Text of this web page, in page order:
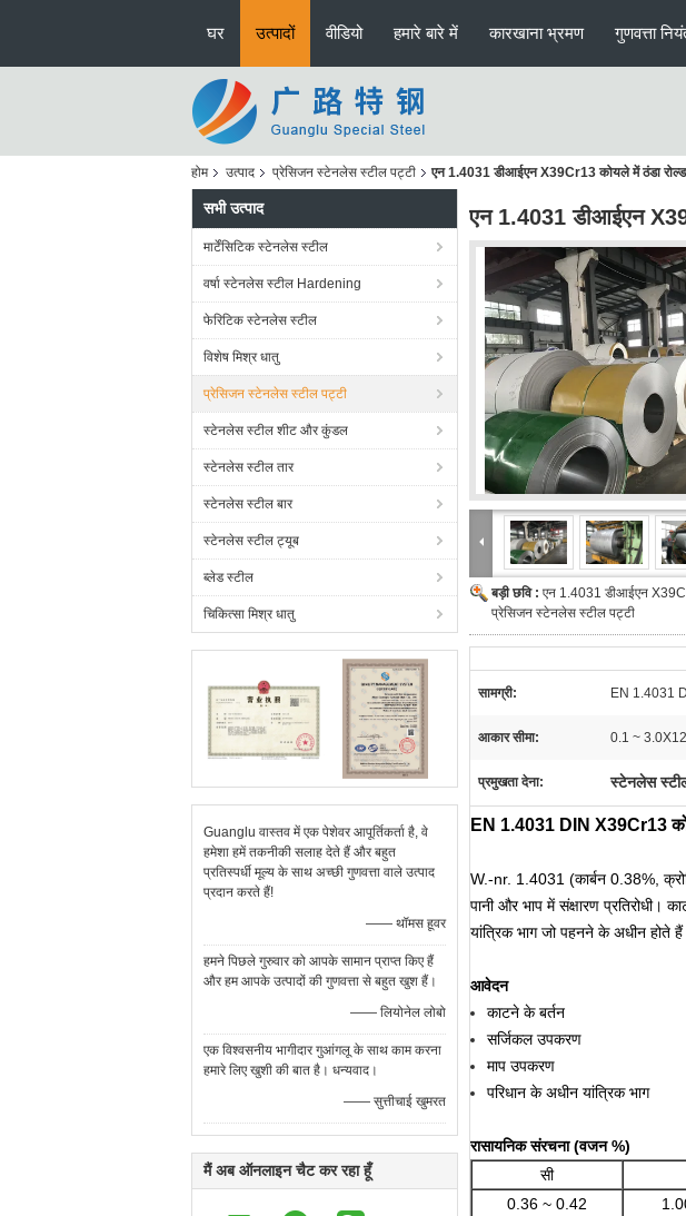
घर उत्पादों वीडियो हमारे बारे में कारखाना भ्रमण गुणवत्ता
होम उत्पाद प्रेसिजन स्टेनलेस स्टील पट्टी एन 1.4031 डीआईएन X39Cr13 कोयले में ठंडा
सभी उत्पाद
मार्टेंसिटिक स्टेनलेस स्टील
वर्षा स्टेनलेस स्टील Hardening
फेरिटिक स्टेनलेस स्टील
विशेष मिश्र धातु
प्रेसिजन स्टेनलेस स्टील पट्टी
स्टेनलेस स्टील शीट और कुंडल
स्टेनलेस स्टील तार
स्टेनलेस स्टील बार
स्टेनलेस स्टील ट्यूब
ब्लेड स्टील
चिकित्सा मिश्र धातु
Guanglu वास्तव में एक पेशेवर आपूर्तिकर्ता है, वे
हमेशा हमें तकनीकी सलाह देते हैं और बहुत
प्रतिस्पर्धी मूल्य के साथ अच्छी गुणवत्ता वाले उत्पाद
प्रदान करते हैं!
—— थॉमस हूवर
हमने पिछले गुरुवार को आपके सामान प्राप्त किए हैं
और हम आपके उत्पादों की गुणवत्ता से बहुत खुश हैं।
—— लियोनेल लोबो
एक विश्वसनीय भागीदार गुआंगलू के साथ काम करना
हमारे लिए खुशी की बात है। धन्यवाद।
—— सुत्तीचाई खुमरत
मैं अब ऑनलाइन चैट कर रहा हूँ
एन 1.4031 डीआईएन
बड़ी छवि : एन 1.4031 डीआईएन
प्रेसिजन स्टेनलेस स्टील पट्टी
सामग्री: EN 1.4031
आकार सीमा: 0.1 ~
प्रमुखता देना: स्टेनलेस स्टील
EN 1.4031 DIN X39Cr13
W.-nr. 1.4031 (कार्बन 0.38%,
पानी और भाप में संक्षारण
यांत्रिक भाग जो पहनने के अधीन होते
आवेदन
काटने के बर्तन
सर्जिकल उपकरण
माप उपकरण
परिधान के अधीन यांत्रिक भाग
रासायनिक संरचना (वजन %)
सी
0.36 ~ 0.42